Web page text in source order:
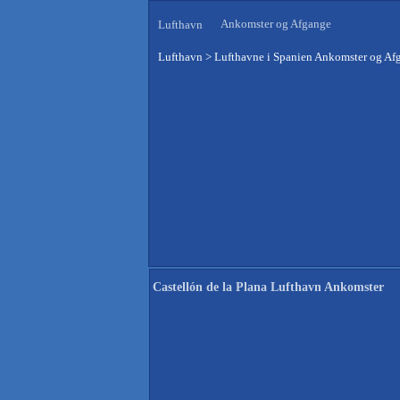
Lufthavn Ankomster og Afgange
Lufthavn > Lufthavne i Spanien Ankomster og
Castellón de la Plana Lufthavn Ankomster